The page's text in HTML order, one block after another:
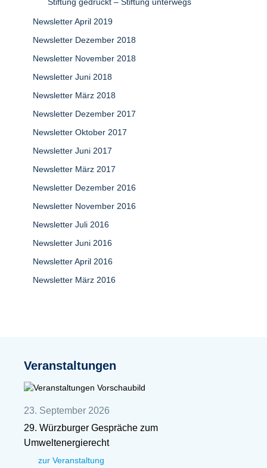
Newsletter April 2019
Newsletter Dezember 2018
Newsletter November 2018
Newsletter Juni 2018
Newsletter März 2018
Newsletter Dezember 2017
Newsletter Oktober 2017
Newsletter Juni 2017
Newsletter März 2017
Newsletter Dezember 2016
Newsletter November 2016
Newsletter Juli 2016
Newsletter Juni 2016
Newsletter April 2016
Newsletter März 2016
Veranstaltungen
23. September 2026
29. Würzburger Gespräche zum
Umweltenergierecht
zur Veranstaltung